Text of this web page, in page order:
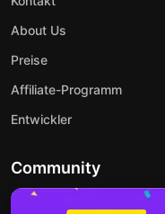
About Us
Preise
Affiliate-Programm
Entwickler
Community